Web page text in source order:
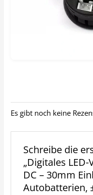
Es gibt noch keine
Schreibe die
„Digitales
DC – 30mm
Autobatterien,